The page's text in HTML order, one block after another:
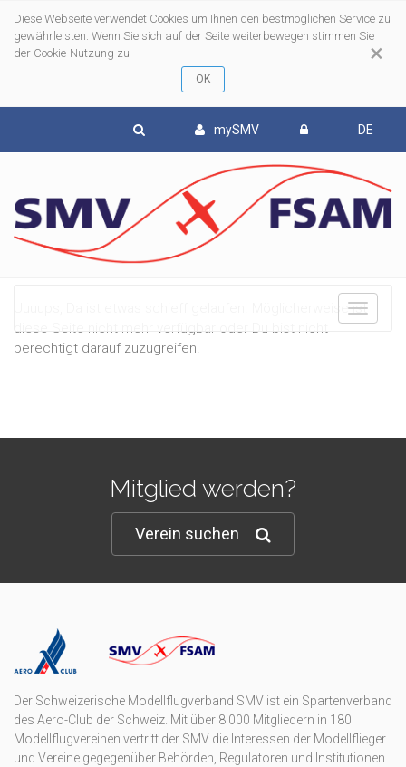
×
Diese Webseite verwendet Cookies um Ihnen den bestmöglichen Service zu
gewährleisten. Wenn Sie sich auf der Seite weiterbewegen stimmen Sie
der Cookie-Nutzung zu
mySMV DE
Uuuups, Da ist etwas schieff gelaufen. Möglicherweise ist
diese Seite nicht mehr verfügbar oder Du bist nicht
berechtigt darauf zuzugreifen.
Mitglied werden?
Verein suchen
Der Schweizerische Modellflugverband SMV ist ein Spartenverband
des Aero-Club der Schweiz. Mit über 8'000 Mitgliedern in 180
Modellflugvereinen vertritt der SMV die Interessen der Modellflieger
und Vereine gegegenüber Behörden, Regulatoren und Institutionen.